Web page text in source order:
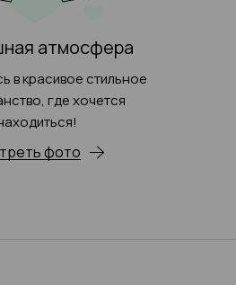
атмосфера
в красивое стильное
где хочется
фото